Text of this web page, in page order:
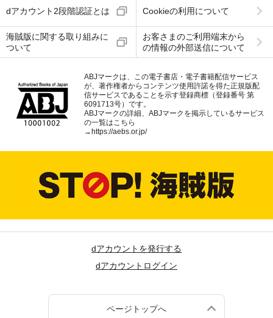
dアカウント2段階認証とは Cookieの利用について
海賊版に関する取り組みに
ついて
お客さまのご利用端末から
の情報の外部送信について
ABJマークは、この電子書店・電子書籍配信サービス
が、著作権者からコンテンツ使用許諾を得た正規版配
信サービスであることを示す登録商標（登録番号 第
6091713号）です。
ABJマークの詳細、ABJマークを掲示しているサービス
の一覧はこちら
→https://aebs.or.jp/
dアカウントを発行する
dアカウントログイン
ページトップへ